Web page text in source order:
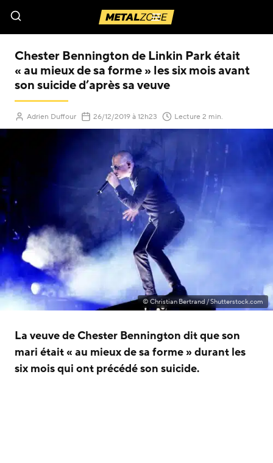
Menu
Chester Bennington de Linkin Park était
« au mieux de sa forme » les six mois avant
son suicide d’après sa veuve
Adrien Duffour 26/12/2019(Mis à jour le)
à 12h23 Lecture 2 min.
© Christian Bertrand / Shutterstock.com
La veuve de Chester Bennington dit que son
mari était « au mieux de sa forme » durant les
six mois qui ont précédé son suicide.